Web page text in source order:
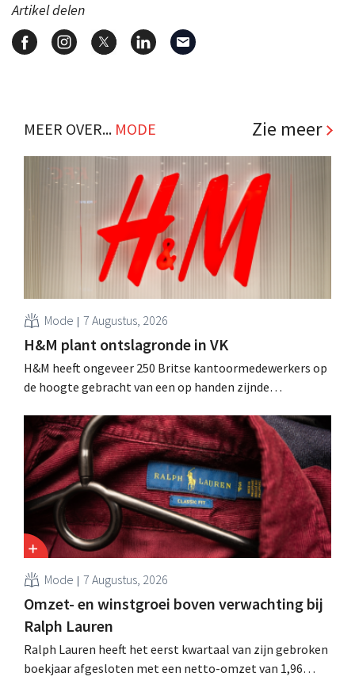
Artikel delen
MEER OVER... MODE Zie meer
Mode 7 Augustus, 2026
H&M plant ontslagronde in VK
H&M heeft ongeveer 250 Britse kantoormedewerkers op
de hoogte gebracht van een op handen zijnde
sanering volgt op eerdere ingrepen in Nederland, België
en Spanje waarbij al honderden jobs verloren gingen.
Mode 7 Augustus, 2026
Omzet- en winstgroei boven verwachting bij
Ralph Lauren
Ralph Lauren heeft het eerst kwartaal van zijn gebroken
boekjaar afgesloten met een netto-omzet van 1,96